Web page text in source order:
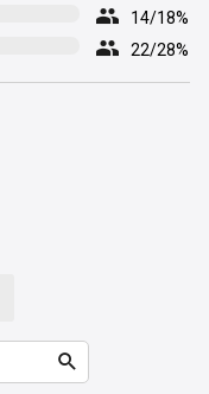
 14/18%
 22/28%
